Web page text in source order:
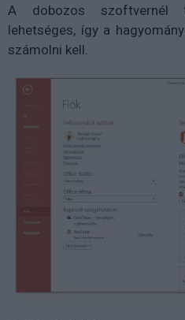
A dobozos szoftvernél
lehetséges, így a
számolni kell.